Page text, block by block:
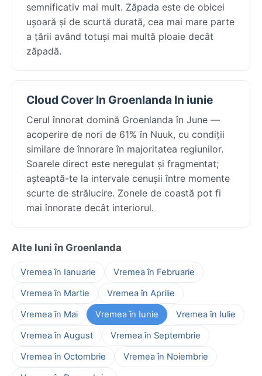
semnificativ mai mult. Zăpada este de obicei
ușoară și de scurtă durată, cea mai mare parte
a țării având totuși mai multă ploaie decât
zăpadă.
Cloud Cover In Groenlanda In iunie
Cerul înnorat domină Groenlanda în June —
acoperire de nori de 61% în Nuuk, cu condiții
similare de înnorare în majoritatea regiunilor.
Soarele direct este neregulat și fragmentat;
așteaptă-te la intervale cenușii între momente
scurte de strălucire. Zonele de coastă pot fi
mai înnorate decât interiorul.
Alte luni în Groenlanda
Vremea în Ianuarie
Vremea în Februarie
Vremea în Martie
Vremea în Aprilie
Vremea în Mai
Vremea în Iunie
Vremea în Iulie
Vremea în August
Vremea în Septembrie
Vremea în Octombrie
Vremea în Noiembrie